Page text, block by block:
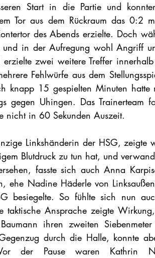
Start in die Partie und
Tor aus dem Rückraum das 0:2
des Abends erzielte. Doch
und in der Aufregung wohl Angriff
zwei weitere Treffer
Fehlwürfe aus dem
knapp 15 gespielten Minuten hatte
gegen Uhingen. Das Trainerteam
nicht in 60 Sekunden Auszeit.
Linkshänderin der HSG, zeigte
Blutdruck zu tun hat, und
fasste sich auch Anna
ehe Nadine Häderle von
besiegelte. So fühlte sich nun
taktische Ansprache zeigte
ihren zweiten
durch die Halle, konnte
der Pause waren Kathrin